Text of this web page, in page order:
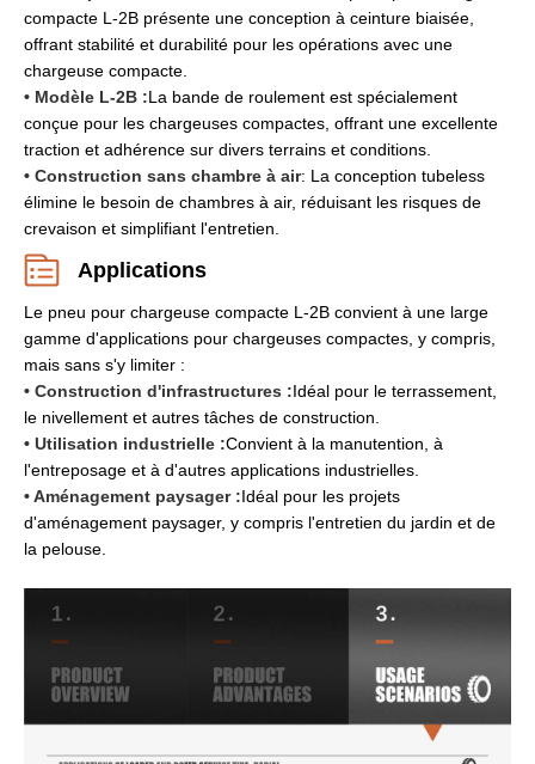
compacte L-2B présente une conception à ceinture biaisée,
offrant stabilité et durabilité pour les opérations avec une
chargeuse compacte.
• Modèle L-2B :La bande de roulement est spécialement
conçue pour les chargeuses compactes, offrant une excellente
traction et adhérence sur divers terrains et conditions.
• Construction sans chambre à air: La conception tubeless
élimine le besoin de chambres à air, réduisant les risques de
crevaison et simplifiant l'entretien.
Applications
Le pneu pour chargeuse compacte L-2B convient à une large
gamme d'applications pour chargeuses compactes, y compris,
mais sans s'y limiter :
• Construction d'infrastructures :Idéal pour le terrassement,
le nivellement et autres tâches de construction.
• Utilisation industrielle :Convient à la manutention, à
l'entreposage et à d'autres applications industrielles.
• Aménagement paysager :Idéal pour les projets
d'aménagement paysager, y compris l'entretien du jardin et de
la pelouse.